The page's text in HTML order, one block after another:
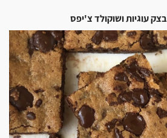
בצק עוגיות ושוקולד צ'יפס